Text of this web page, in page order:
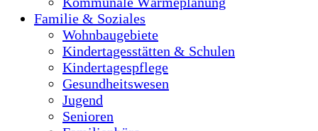
Familie & Soziales
Wohnbaugebiete
Kindertagesstätten & Schulen
Kindertagespflege
Gesundheitswesen
Jugend
Senioren